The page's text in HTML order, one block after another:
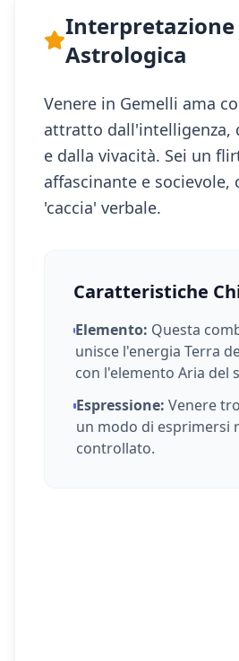
Interpretazione
Astrologica
Venere in Gemelli ama
attratto dall'intelligenza,
e dalla vivacità. Sei un
affascinante e socievole,
'caccia' verbale.
Caratteristiche
Elemento: Questa
unisce l'energiaTerra
con l'elementoAria del
Espressione: Venere
un modo di esprimersi
controllato.